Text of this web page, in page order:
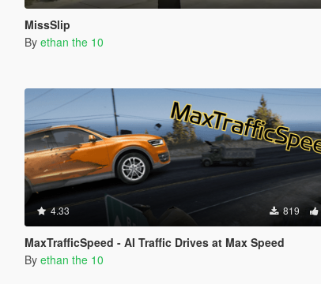
MissSlip
By ethan the 10
4.33 819
MaxTrafficSpeed - AI Traffic Drives at Max Speed
By ethan the 10